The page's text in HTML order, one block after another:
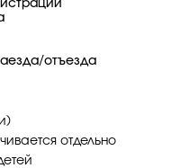
отъезда
отдельно